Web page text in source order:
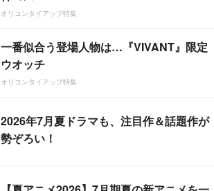
オリコンタイアップ特集
一番似合う登場人物は…『VIVANT』限定
ウオッチ
オリコンタイアップ特集
2026年7月夏ドラマも、注目作＆話題作が
勢ぞろい！